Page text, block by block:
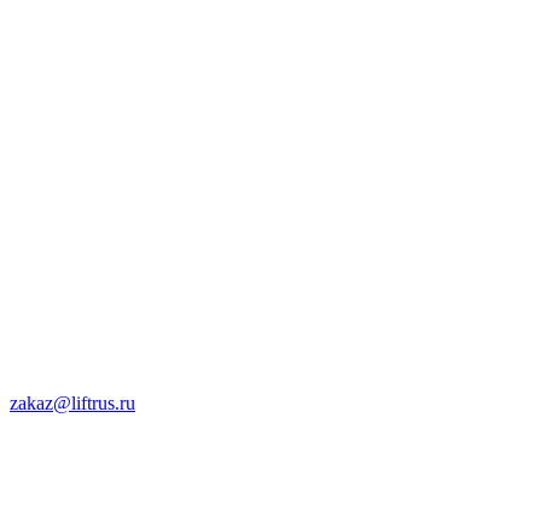
zakaz@liftrus.ru